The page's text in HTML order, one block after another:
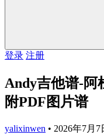
登录 注册
Andy吉他谱-阿
附PDF图片谱
yalixinwen • 2026年7月7